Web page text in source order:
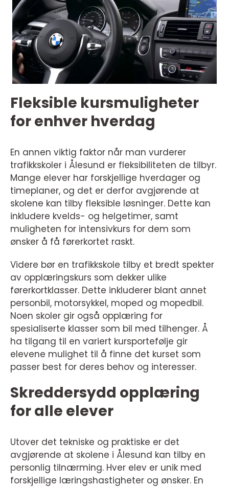
Fleksible kursmuligheter
for enhver hverdag
En annen viktig faktor når man vurderer
trafikkskoler i Ålesund er fleksibiliteten de tilbyr.
Mange elever har forskjellige hverdager og
timeplaner, og det er derfor avgjørende at
skolene kan tilby fleksible løsninger. Dette kan
inkludere kvelds- og helgetimer, samt
muligheten for intensivkurs for dem som
ønsker å få førerkortet raskt.
Videre bør en trafikkskole tilby et bredt spekter
av opplæringskurs som dekker ulike
førerkortklasser. Dette inkluderer blant annet
personbil, motorsykkel, moped og mopedbil.
Noen skoler gir også opplæring for
spesialiserte klasser som bil med tilhenger. Å
ha tilgang til en variert kursportefølje gir
elevene mulighet til å finne det kurset som
passer best for deres behov og interesser.
Skreddersydd opplæring
for alle elever
Utover det tekniske og praktiske er det
avgjørende at skolene i Ålesund kan tilby en
personlig tilnærming. Hver elev er unik med
forskjellige læringshastigheter og ønsker. En